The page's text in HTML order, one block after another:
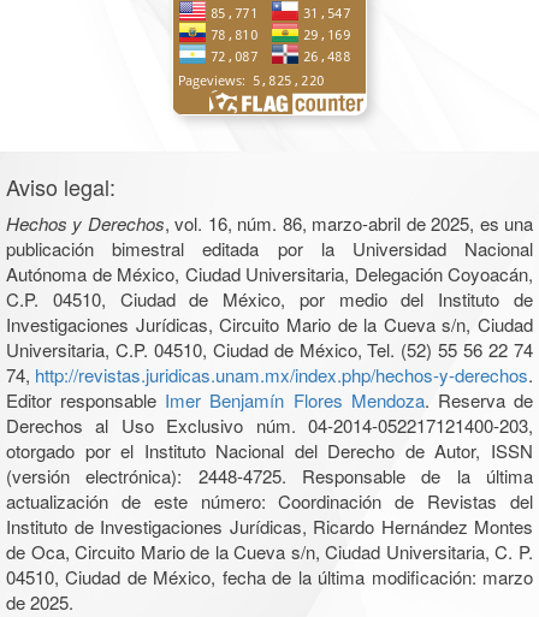
Aviso legal:
Hechos y Derechos, vol. 16, núm. 86, marzo-abril de 2025, es una
publicación bimestral editada por la Universidad Nacional
Autónoma de México, Ciudad Universitaria, Delegación Coyoacán,
C.P. 04510, Ciudad de México, por medio del Instituto de
Investigaciones Jurídicas, Circuito Mario de la Cueva s/n, Ciudad
Universitaria, C.P. 04510, Ciudad de México, Tel. (52) 55 56 22 74
74, http://revistas.juridicas.unam.mx/index.php/hechos-y-derechos.
Editor responsable Imer Benjamín Flores Mendoza. Reserva de
Derechos al Uso Exclusivo núm. 04-2014-052217121400-203,
otorgado por el Instituto Nacional del Derecho de Autor, ISSN
(versión electrónica): 2448-4725. Responsable de la última
actualización de este número: Coordinación de Revistas del
Instituto de Investigaciones Jurídicas, Ricardo Hernández Montes
de Oca, Circuito Mario de la Cueva s/n, Ciudad Universitaria, C. P.
04510, Ciudad de México, fecha de la última modificación: marzo
de 2025.